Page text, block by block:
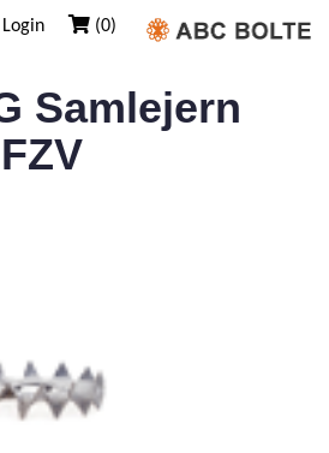
(0)
Login
Samlejern